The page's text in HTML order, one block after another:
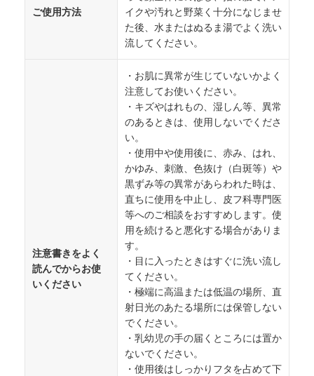
ご使用方法
イクや汚れと野菜く十分になじませ
た後、水またはぬるま湯でよく洗い
流してください。
注意書きをよく
読んでからお使
いください
・お肌に異常が生じていないかよく
注意してお使いください。
・キズやはれもの、湿しん等、異常
のあるときは、使用しないでくださ
い。
・使用中や使用後に、赤み、はれ、
かゆみ、刺激、色抜け（白斑等）や
黒ずみ等の異常があらわれた時は、
直ちに使用を中止し、皮フ科専門医
等へのご相談をおすすめします。使
用を続けると悪化する場合がありま
す。
・目に入ったときはすぐに洗い流し
てください。
・極端に高温または低温の場所、直
射日光のあたる場所には保管しない
でください。
・乳幼児の手の届くところには置か
ないでください。
・使用後はしっかりフタを占めて下